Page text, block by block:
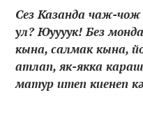
Сез Казанда чаж-
ул? Юуууук! Без
кына, салмак кына,
атлап, як-якка
матур итеп киенеп